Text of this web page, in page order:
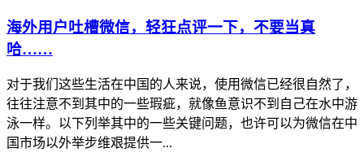
海外用户吐槽微信，轻狂点评一下，不要当真
哈……
对于我们这些生活在中国的人来说，使用微信已经很自然了，
往往注意不到其中的一些瑕疵，就像鱼意识不到自己在水中游
泳一样。以下列举其中的一些关键问题，也许可以为微信在中
国市场以外举步维艰提供一...